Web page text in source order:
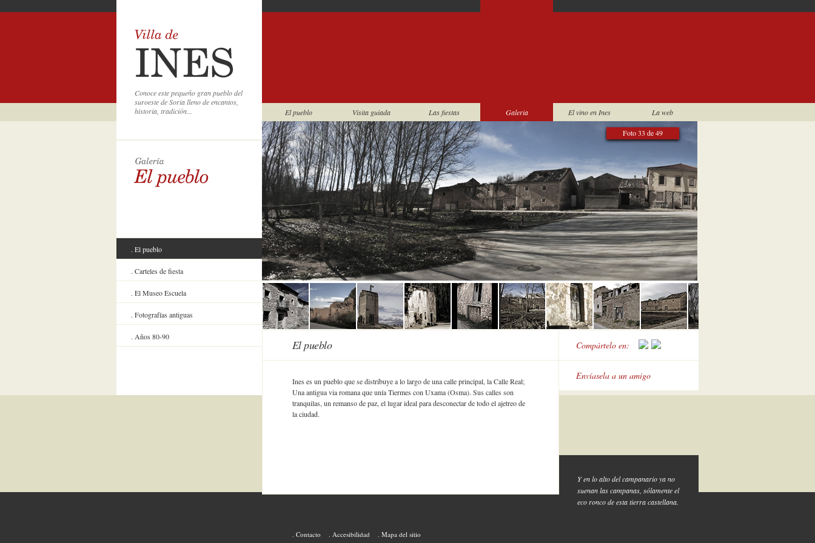
Conoce este pequeño gran pueblo del
suroeste de Soria lleno de encantos,
historia, tradición...
El pueblo Visita guiada Las fiestas Galeria El vino en Ines La web
El pueblo
Carteles de fiesta
El Museo Escuela
Fotografías antiguas
Años 80-90
Foto 33 de 49
El pueblo
Ines es un pueblo que se distribuye a lo largo de una calle principal, la Calle Real;
Una antigua via romana que unía Tiermes con Uxama (Osma). Sus calles son
tranquilas, un remanso de paz, el lugar ideal para desconectar de todo el ajetreo de
la ciudad.
Compártelo en:
Envíasela a un amigo
Contacto Accesibilidad Mapa del sitio
Y en lo alto del campanario ya no
suenan las campanas, sólamente el
eco ronco de esta tierra castellana.